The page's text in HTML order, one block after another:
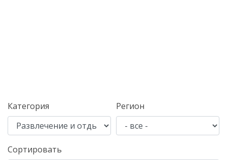
Категория Регион
Сортировать